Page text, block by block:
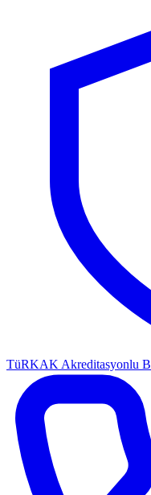
TüRKAK Akreditasyonlu